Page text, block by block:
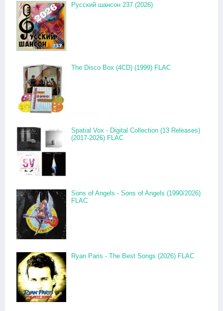
Русский шансон 237 (2026)
The Disco Box (4CD) (1999) FLAC
Spatial Vox - Digital Collection (13 Releases)
(2017-2026) FLAC
Sons of Angels - Sons of Angels (1990/2026)
FLAC
Ryan Paris - The Best Songs (2026) FLAC